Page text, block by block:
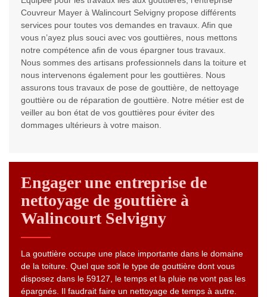
Couvreur Mayer à Walincourt Selvigny propose différents
services pour toutes vos demandes en travaux. Afin que
vous n’ayez plus souci avec vos gouttières, nous mettons
notre compétence afin de vous épargner tous travaux.
Nous sommes des artisans professionnels dans la toiture et
nous intervenons également pour les gouttières. Nous
assurons tous travaux de pose de gouttière, de nettoyage
gouttière ou de réparation de gouttière. Notre métier est de
veiller au bon état de vos gouttières pour éviter des
dommages ultérieurs à votre maison.
Engager une entreprise de
nettoyage de gouttière à
Walincourt Selvigny
La gouttière occupe une place importante dans le domaine
de la toiture. Quel que soit le type de gouttière dont vous
disposez dans le 59127, le temps et la pluie ne vont pas les
épargnés. Il faudrait faire un nettoyage de temps à autre.